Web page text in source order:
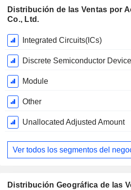
Distribución de las Ventas por
Co., Ltd.
Período
fiscal:
Marzo
Integrated Circuits(ICs)
Discrete Semiconductor
Module
Other
Unallocated Adjusted Amount
Ver todos los segmentos del
Distribución Geográfica de las